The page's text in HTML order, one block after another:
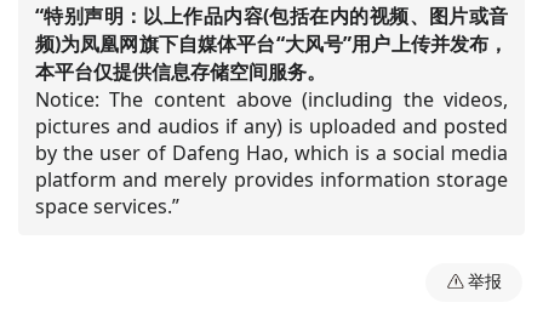
“特别声明：以上作品内容(包括在内的视频、图片或音
频)为凤凰网旗下自媒体平台“大风号”用户上传并发布，
本平台仅提供信息存储空间服务。
Notice: The content above (including the videos,
pictures and audios if any) is uploaded and posted
by the user of Dafeng Hao, which is a social media
platform and merely provides information storage
space services.”
举报